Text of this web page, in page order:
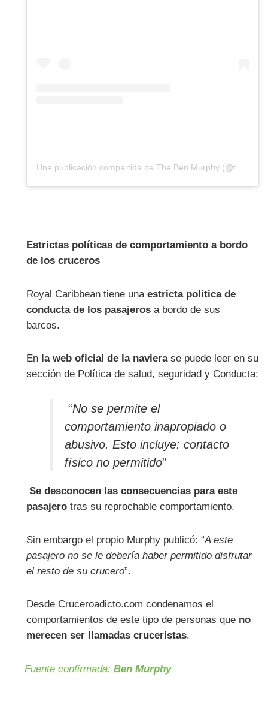
Una publicación compartida de The Ben Murphy (@thebenmurphy_)
Estrictas políticas de comportamiento a bordo
de los cruceros
Royal Caribbean tiene unaestricta política de
conducta de los pasajeros a bordo de sus
barcos.
En la web oficial de la navierase puede leer en su
sección de Política de salud, seguridad y Conducta:
“No se permite el
comportamiento inapropiado o
abusivo. Esto incluye: contacto
físico no permitido”
Se desconocen las consecuencias para este
pasajero tras su reprochable comportamiento.
Sin embargo el propio Murphy publicó: “A este
pasajero no se le debería haber permitido disfrutar
el resto de su crucero”.
Desde Cruceroadicto.com condenamos el
comportamientos de este tipo de personas que no
merecen ser llamadas cruceristas.
Fuente confirmada: Ben Murphy